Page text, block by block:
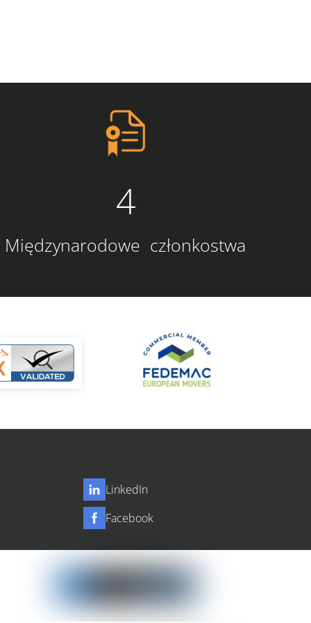
4
Międzynarodowe członkostwa
LinkedIn
Facebook